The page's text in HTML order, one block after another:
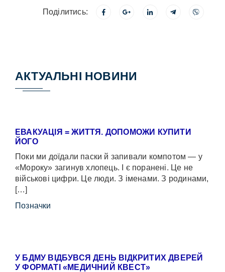
Поділитись:
АКТУАЛЬНІ НОВИНИ
ЕВАКУАЦІЯ = ЖИТТЯ. ДОПОМОЖИ КУПИТИ
ЙОГО
Поки ми доїдали паски й запивали компотом — у
«Мороку» загинув хлопець. І є поранені. Це не
військові цифри. Це люди. З іменами. З родинами,
[…]
Позначки
У БДМУ ВІДБУВСЯ ДЕНЬ ВІДКРИТИХ ДВЕРЕЙ
У ФОРМАТІ «МЕДИЧНИЙ КВЕСТ»